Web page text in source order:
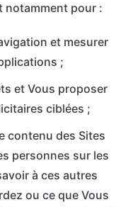
notamment pour :
et mesurer
;
et Vous proposer
ciblées ;
contenu des Sites
personnes sur les
à ces autres
ou ce que Vous